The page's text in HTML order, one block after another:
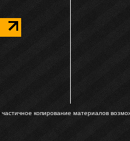
копирование материалов